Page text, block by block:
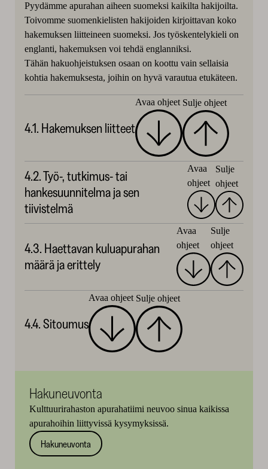
Pyydämme apurahan aiheen suomeksi kaikilta hakijoilta.
Toivomme suomenkielisten hakijoiden kirjoittavan koko
hakemuksen liitteineen suomeksi. Jos työskentelykieli on
englanti, hakemuksen voi tehdä englanniksi.
Tähän hakuohjeistuksen osaan on koottu vain sellaisia
kohtia hakemuksesta, joihin on hyvä varautua etukäteen.
4.1. Hakemuksen liitteet
Avaa ohjeet Sulje ohjeet
4.2. Työ-, tutkimus- tai
hankesuunnitelma ja sen
tiivistelmä
Avaa
ohjeet
Sulje
ohjeet
4.3. Haettavan kuluapurahan
määrä ja erittely
Avaa
ohjeet
Sulje
ohjeet
4.4. Sitoumus
Avaa ohjeet Sulje ohjeet
Hakuneuvonta
Kulttuurirahaston apurahatiimi neuvoo sinua kaikissa
apurahoihin liittyvissä kysymyksissä.
Hakuneuvonta